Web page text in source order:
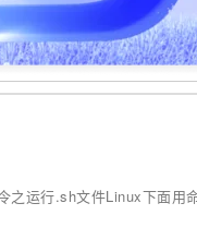
之运行.sh文件Linux下面用